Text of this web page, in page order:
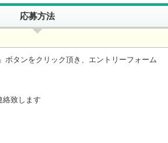
応募方法
ボタンをクリック頂き、エントリーフォーム
絡致します